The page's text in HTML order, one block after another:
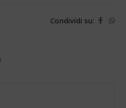
Condividi su: